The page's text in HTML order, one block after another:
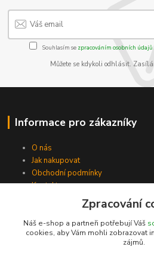
Souhlasím se zpracováním osobních údajů
Můžete se kdykoli odhlásit.
Informace pro zákazníky
O nás
Jak nakupovat
Obchodní podmínky
Kontakty
Zpracování
Náš e-shop a partneři potřebují Váš
cookies, aby Vám mohli zobrazovat
zájmů.